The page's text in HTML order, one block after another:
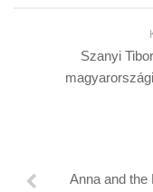
Szanyi
Anna and the